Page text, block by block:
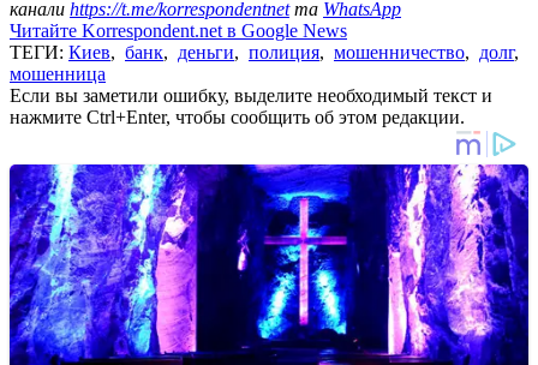
канали https://t.me/korrespondentnetта WhatsApp
Читайте Korrespondent.net в Google News
ТЕГИ: Киев, банк, деньги, полиция, мошенничество, долг,
мошенница
Если вы заметили ошибку, выделите необходимый текст и
нажмите Ctrl+Enter, чтобы сообщить об этом редакции.